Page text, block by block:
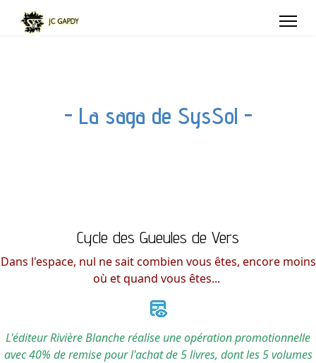
- La saga de SysSol -
Cycle des Gueules de Vers
Dans l'espace, nul ne sait combien vous êtes, encore moins
où et quand vous êtes...
L'éditeur Rivière Blanche réalise une opération promotionnelle
avec 40% de remise pour l'achat de 5 livres, dont les 5 volumes